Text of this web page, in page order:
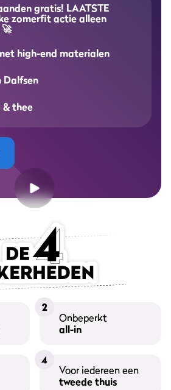
Alle groepslessen
gratis! LAATSTE
zomerfit actie alleen
high-end materialen
Dalfsen
thee
2
Onbeperkt
all-in
4
Voor iedereen een
tweede thuis